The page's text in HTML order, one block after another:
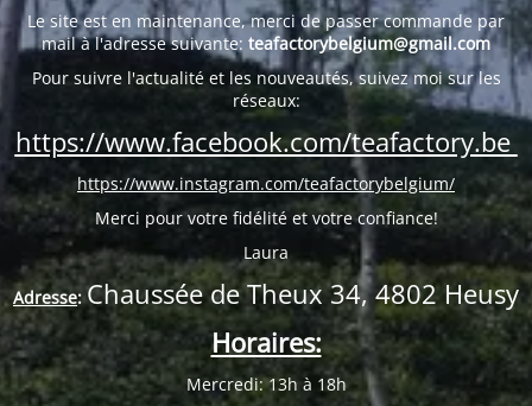
Le site est en maintenance, merci de passer commande par
mail à l'adresse suivante: teafactorybelgium@gmail.com
Pour suivre l'actualité et les nouveautés, suivez moi sur les
réseaux:
https://www.facebook.com/teafactory.be
https://www.instagram.com/teafactorybelgium/
Merci pour votre fidélité et votre confiance!
Laura
Adresse: Chaussée de Theux 34, 4802 Heusy
Horaires:
Mercredi: 13h à 18h